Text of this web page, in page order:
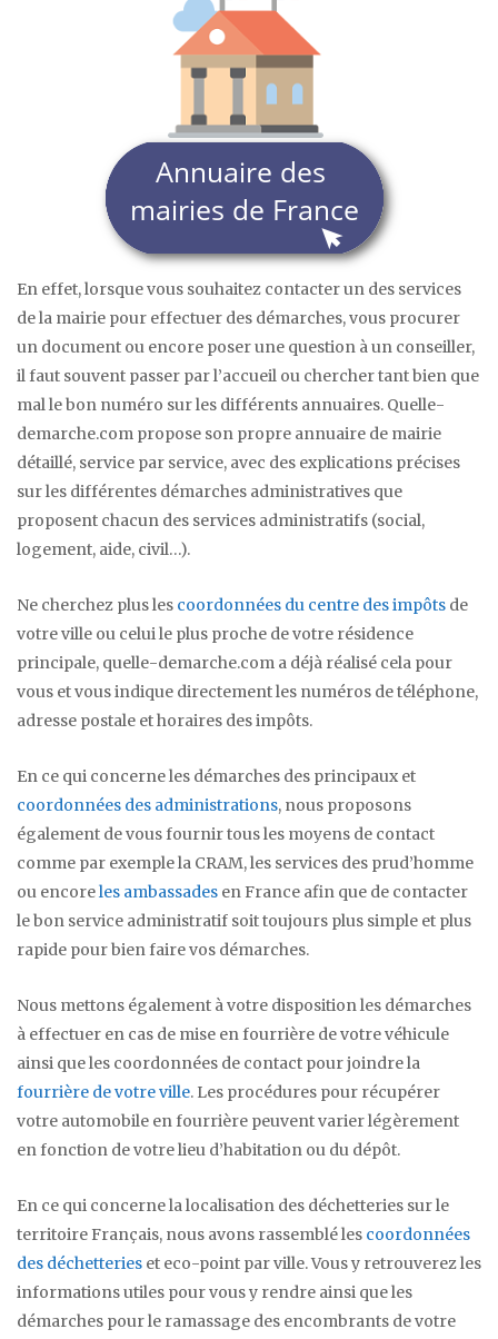
En effet, lorsque vous souhaitez contacter un des services
de la mairie pour effectuer des démarches, vous procurer
un document ou encore poser une question à un conseiller,
il faut souvent passer par l’accueil ou chercher tant bien que
mal le bon numéro sur les différents annuaires. Quelle-
demarche.com propose son propre annuaire de mairie
détaillé, service par service, avec des explications précises
sur les différentes démarches administratives que
proposent chacun des services administratifs (social,
logement, aide, civil…).
Ne cherchez plus les coordonnées du centre des impôts de
votre ville ou celui le plus proche de votre résidence
principale, quelle-demarche.com a déjà réalisé cela pour
vous et vous indique directement les numéros de téléphone,
adresse postale et horaires des impôts.
En ce qui concerne les démarches des principaux et
coordonnées des administrations, nous proposons
également de vous fournir tous les moyens de contact
comme par exemple la CRAM, les services des prud’homme
ou encoreles ambassades en France afin que de contacter
le bon service administratif soit toujours plus simple et plus
rapide pour bien faire vos démarches.
Nous mettons également à votre disposition les démarches
à effectuer en cas de mise en fourrière de votre véhicule
ainsi que les coordonnées de contact pour joindre la
fourrière de votre ville. Les procédures pour récupérer
votre automobile en fourrière peuvent varier légèrement
en fonction de votre lieu d’habitation ou du dépôt.
En ce qui concerne la localisation des déchetteries sur le
territoire Français, nous avons rassemblé les coordonnées
des déchetteries et eco-point par ville. Vous y retrouverez les
informations utiles pour vous y rendre ainsi que les
démarches pour le ramassage des encombrants de votre